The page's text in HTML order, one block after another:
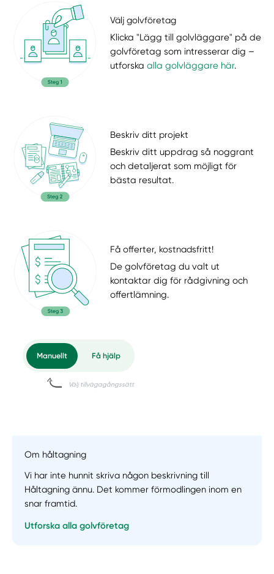
Välj golvföretag
Klicka "Lägg till golvläggare" på de
golvföretag som intresserar dig –
utforskaalla golvläggare här.
Beskriv ditt projekt
Beskriv ditt uppdrag så noggrant
och detaljerat som möjligt för
bästa resultat.
Få offerter, kostnadsfritt!
De golvföretag du valt ut
kontaktar dig för rådgivning och
offertlämning.
Om håltagning
Vi har inte hunnit skriva någon beskrivning till
Håltagning ännu. Det kommer förmodlingen inom en
snar framtid.
Utforska alla golvföretag